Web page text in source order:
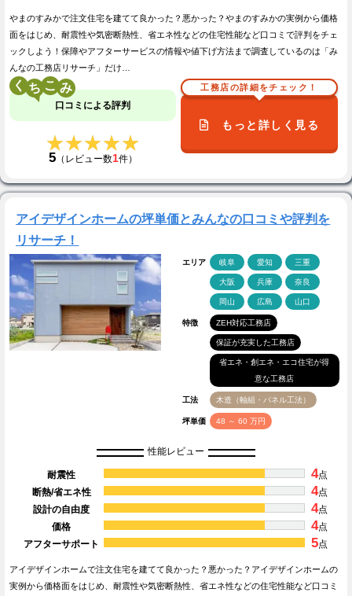
やまのすみかで注文住宅を建てて良かった？悪かった？やまのすみかの実例から価格
面をはじめ、耐震性や気密断熱性、省エネ性などの住宅性能など口コミで評判をチェ
ックしよう！保障やアフターサービスの情報や値下げ方法まで調査しているのは「み
んなの工務店リサーチ」だけ…
く こ
口コミによる評判
★★★★★
★★★★★
5（レビュー数1件）
工務店の詳細をチェック！
もっと詳しく見る
アイデザインホームの坪単価とみんなの口コミや評判を
リサーチ！
エリア 岐阜 愛知 三重
大阪 兵庫 奈良
岡山 広島 山口
特徴 ZEH対応工務店
保証が充実した工務店
省エネ・創エネ・エコ住宅が得
意な工務店
工法 木造（軸組・パネル工法）
坪単価 48 ～ 60 万円
性能レビュー
耐震性 4点
断熱/省エネ性
4点
設計の自由度
4点
価格
4点
アフターサポート
5点
アイデザインホームで注文住宅を建てて良かった？悪かった？アイデザインホームの
実例から価格面をはじめ、耐震性や気密断熱性、省エネ性などの住宅性能など口コミ